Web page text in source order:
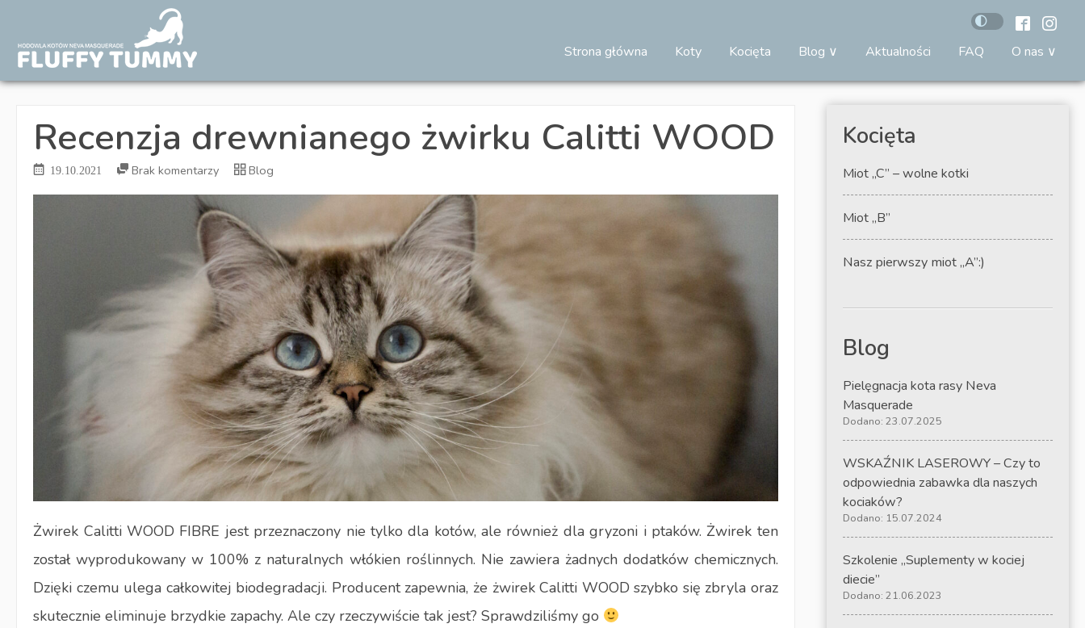
Strona główna Koty Kocięta Blog Aktualności FAQ O nas
Recenzja drewnianego żwirku Calitti WOOD
19.10.2021 Brak komentarzy Blog
Żwirek Calitti WOOD FIBRE jest przeznaczony nie tylko dla kotów, ale również dla gryzoni i ptaków. Żwirek ten
został wyprodukowany w 100% z naturalnych włókien roślinnych. Nie zawiera żadnych dodatków chemicznych.
Dzięki czemu ulega całkowitej biodegradacji. Producent zapewnia, że żwirek Calitti WOOD szybko się zbryla oraz
skutecznie eliminuje brzydkie zapachy. Ale czy rzeczywiście tak jest? Sprawdziliśmy go
Kocięta
Miot „C” – wolne kotki
Miot „B”
Nasz pierwszy miot „A”:)
Blog
Pielęgnacja kota rasy Neva
Masquerade
Dodano: 23.07.2025
WSKAŹNIK LASEROWY – Czy to
odpowiednia zabawka dla naszych
kociaków?
Dodano: 15.07.2024
Szkolenie „Suplementy w kociej
diecie”
Dodano: 21.06.2023